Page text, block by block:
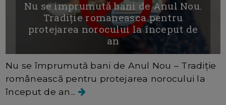
Nu se imprumută bani de Anul Nou.
Tradiție romaneasca pentru
protejarea norocului la început de
an
Nu se împrumută bani de Anul Nou – Tradiție
românească pentru protejarea norocului la
început de an...